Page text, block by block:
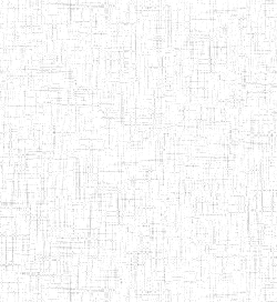
01/08/2000 ENIET